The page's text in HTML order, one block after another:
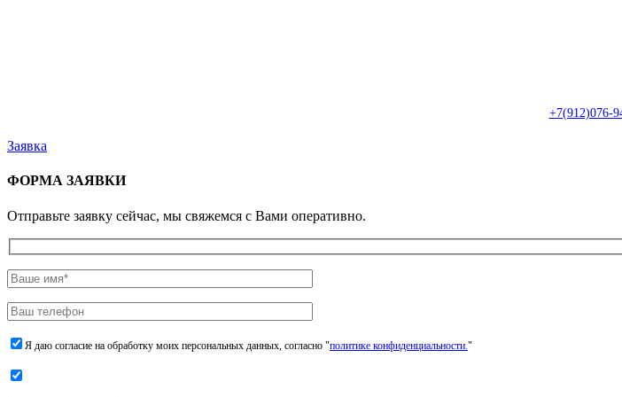
+7(912)076-
Заявка
ФОРМА ЗАЯВКИ
Отправьте заявку сейчас, мы свяжемся с Вами оперативно.
Я даю согласие на обработку моих персональных данных, согласно "политике конфиденциальности."